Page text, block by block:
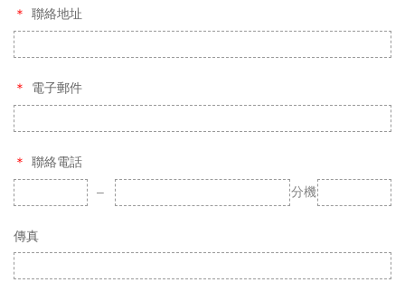
聯絡地址
電子郵件
聯絡電話
傳真